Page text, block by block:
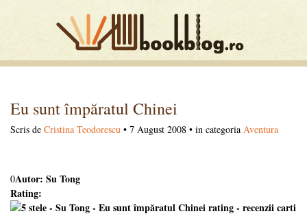
Eu sunt împăratul Chinei
Scris de Cristina Teodorescu • 7 August 2008 • in categoria Aventura
0Autor: Su Tong
Rating: